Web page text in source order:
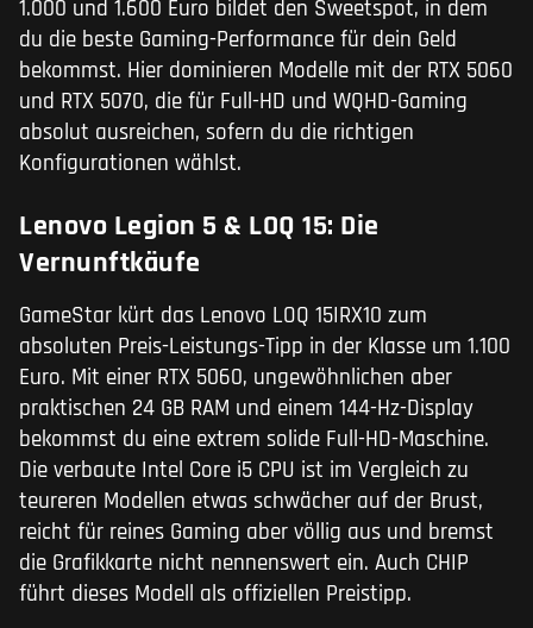
1.000 und 1.600 Euro bildet den Sweetspot, in dem
du die beste Gaming-Performance für dein Geld
bekommst. Hier dominieren Modelle mit der RTX 5060
und RTX 5070, die für Full-HD und WQHD-Gaming
absolut ausreichen, sofern du die richtigen
Konfigurationen wählst.
Lenovo Legion 5 & LOQ 15: Die
Vernunftkäufe
GameStar kürt das Lenovo LOQ 15IRX10 zum
absoluten Preis-Leistungs-Tipp in der Klasse um 1.100
Euro. Mit einer RTX 5060, ungewöhnlichen aber
praktischen 24 GB RAM und einem 144-Hz-Display
bekommst du eine extrem solide Full-HD-Maschine.
Die verbaute Intel Core i5 CPU ist im Vergleich zu
teureren Modellen etwas schwächer auf der Brust,
reicht für reines Gaming aber völlig aus und bremst
die Grafikkarte nicht nennenswert ein. Auch CHIP
führt dieses Modell als offiziellen Preistipp.